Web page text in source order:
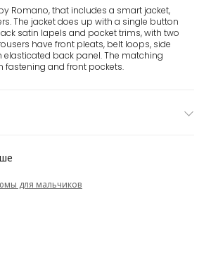
для мальчиков
Romano, that includes a smart jacket,
The jacket does up with a single button
satin lapels and pocket trims, with two
have front pleats, belt loops, side
elasticated back panel. The matching
fastening and front pockets.